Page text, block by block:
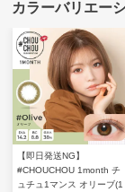
【即日発送NG】
#CHOUCHOU 1month チ
ュチュ1マンス オリーブ(1